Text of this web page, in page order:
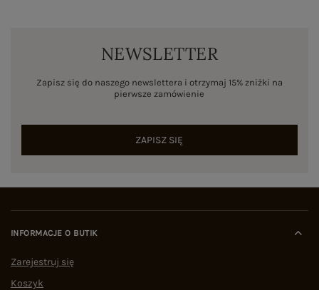
NEWSLETTER
Zapisz się do naszego newslettera i otrzymaj 15% zniżki na
pierwsze zamówienie
ZAPISZ SIĘ
INFORMACJE O BUTIK
Zarejestruj się
Koszyk